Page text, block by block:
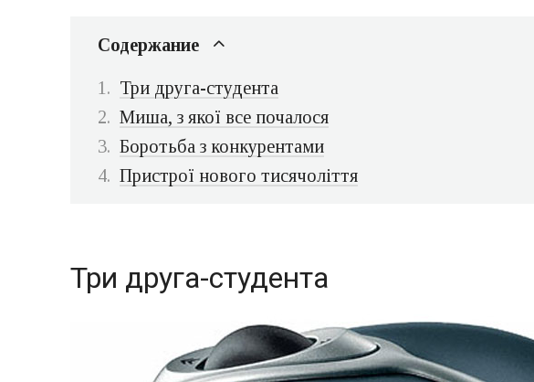
Содержание
Три друга-студента
Миша, з якої все почалося
Боротьба з конкурентами
Пристрої нового тисячоліття
Три друга-студента